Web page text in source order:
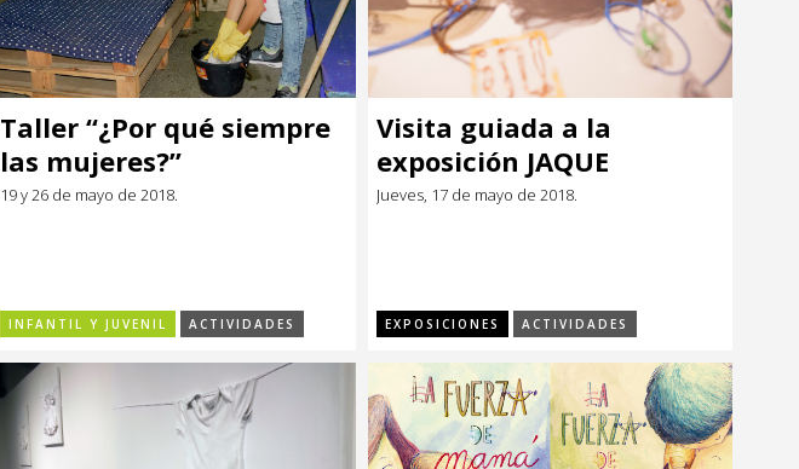
Taller “¿Por qué siempre
las mujeres?”
19 y 26 de mayo de 2018.
INFANTIL Y JUVENIL ACTIVIDADES
Visita guiada a la
exposición JAQUE
Jueves, 17 de mayo de 2018.
EXPOSICIONES ACTIVIDADES